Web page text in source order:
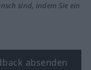
sind, indem Sie ein
absenden